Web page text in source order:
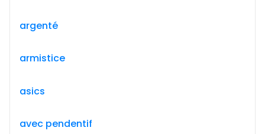
argenté
armistice
asics
avec pendentif